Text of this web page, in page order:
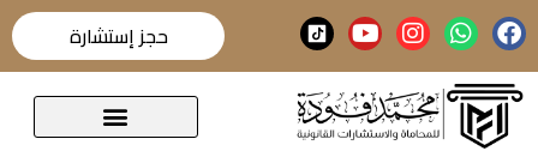
حجز إستشارة